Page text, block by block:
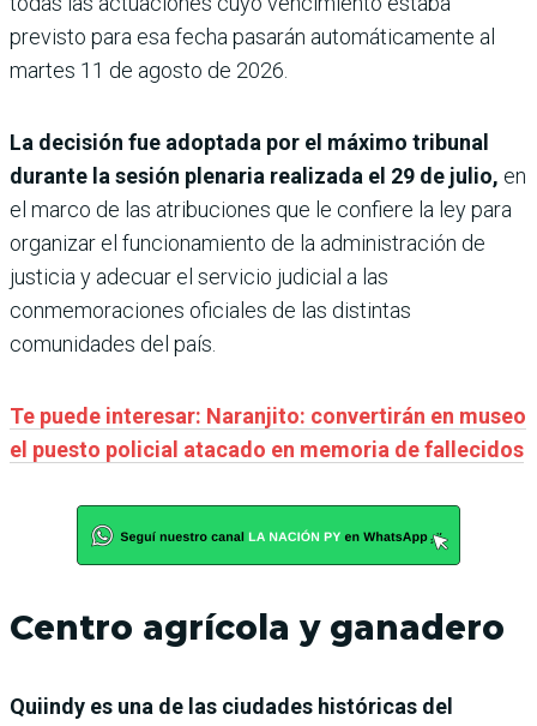
previsto para esa fecha pasarán automáticamente al
martes 11 de agosto de 2026.
La decisión fue adoptada por el máximo tribunal
durante la sesión plenaria realizada el 29 de julio, en
el marco de las atribuciones que le confiere la ley para
organizar el funcionamiento de la administración de
justicia y adecuar el servicio judicial a las
conmemoraciones oficiales de las distintas
comunidades del país.
Te puede interesar: Naranjito: convertirán en museo
el puesto policial atacado en memoria de fallecidos
Centro agrícola y ganadero
Quiindy es una de las ciudades históricas del